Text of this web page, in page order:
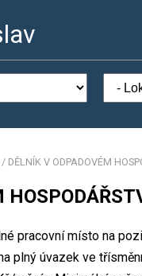
/ DĚLNÍK V ODPADOVÉM
pracovní místo na
plný úvazek ve